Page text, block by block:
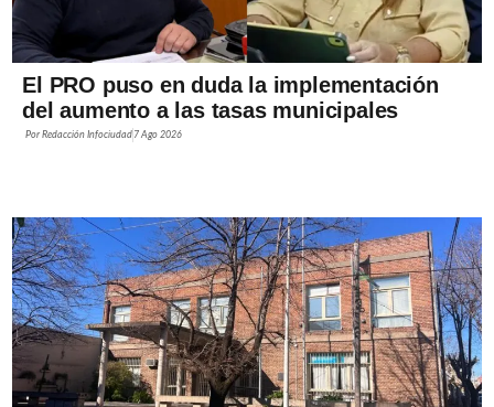
El PRO puso en duda la implementación
del aumento a las tasas municipales
PorRedacción Infociudad 7 Ago 2026